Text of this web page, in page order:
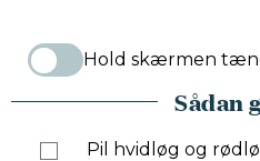
Hold skærmen
Sådan
Pil hvidløg og